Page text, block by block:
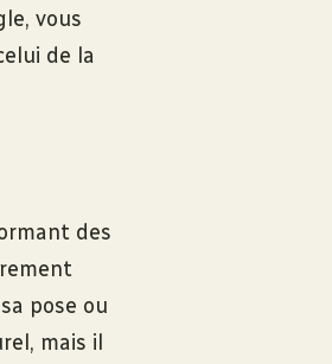
vous
de la
des
pose ou
mais il